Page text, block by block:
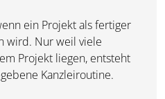
ein Projekt als fertiger
wird. Nur weil viele
Projekt liegen, entsteht
Kanzleiroutine.